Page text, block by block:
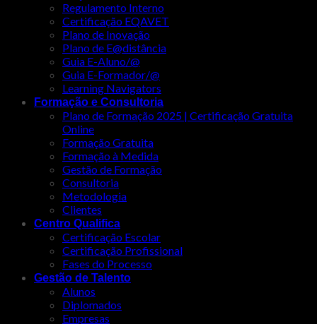
Regulamento Interno
Certificação EQAVET
Plano de Inovação
Plano de E@distância
Guia E-Aluno/@
Guia E-Formador/@
Learning Navigators
Formação e Consultoria
Plano de Formação 2025 | Certificação Gratuita
Online
Formação Gratuita
Formação à Medida
Gestão de Formação
Consultoria
Metodologia
Clientes
Centro Qualifica
Certificação Escolar
Certificação Profissional
Fases do Processo
Gestão de Talento
Alunos
Diplomados
Empresas